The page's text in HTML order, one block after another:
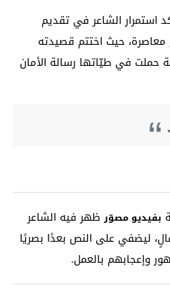
استمرار الشاعر في تقديم
معاصرة، حيث اختتم قصيدته
حملت في طيّاتها رسالة الأمان
بفيديو مصوّرظهر فيه الشاعر
ليضفي على النص بعدًا بصريًا
وإعجابهم بالعمل.